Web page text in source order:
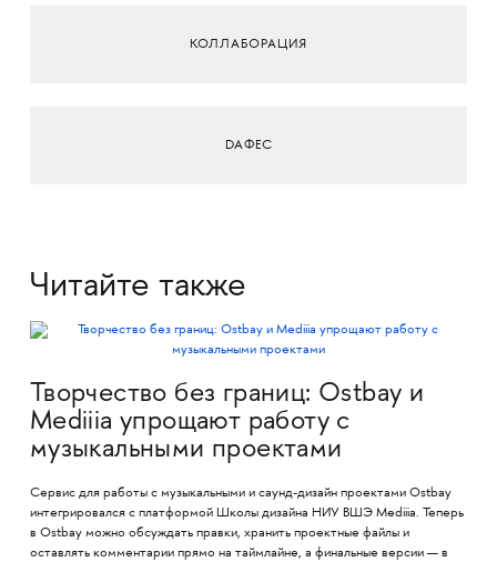
КОЛЛАБОРАЦИЯ
DAФЕС
Читайте также
Творчество без границ: Ostbay и
Mediiia упрощают работу с
музыкальными проектами
Сервис для работы с музыкальными и саунд-дизайн проектами Ostbay
интегрировался с платформой Школы дизайна НИУ ВШЭ Mediiia. Теперь
в Ostbay можно обсуждать правки, хранить проектные файлы и
оставлять комментарии прямо на таймлайне, а финальные версии — в